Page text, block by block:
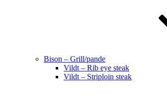
Bison – Grill/pande
Vildt – Rib eye steak
Vildt – Striploin steak